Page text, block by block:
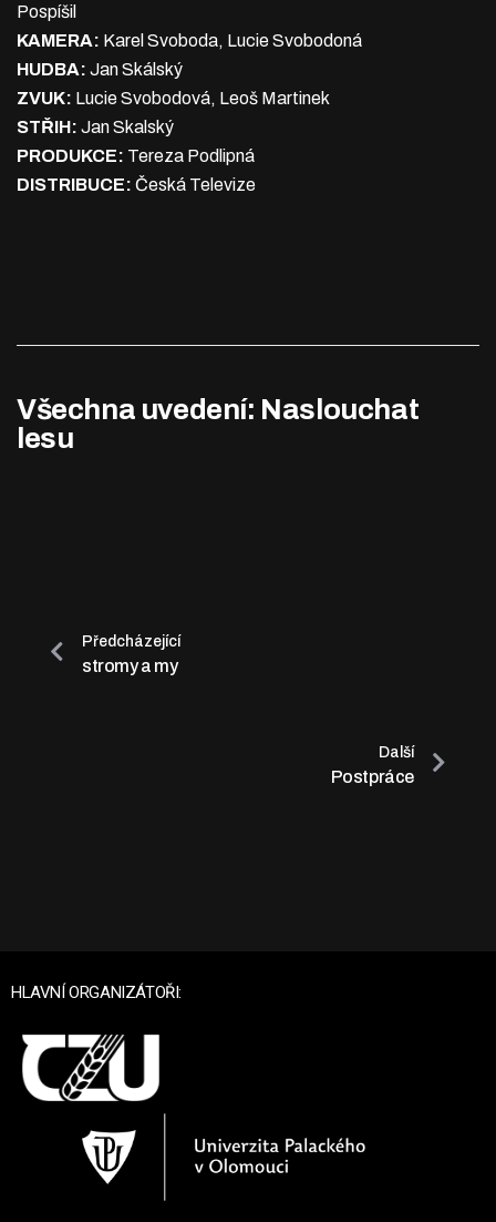
Pospíšil
KAMERA: Karel Svoboda, Lucie Svobodoná
HUDBA: Jan Skálský
ZVUK: Lucie Svobodová, Leoš Martinek
STŘIH: Jan Skalský
PRODUKCE: Tereza Podlipná
DISTRIBUCE: Česká Televize
Všechna uvedení: Naslouchat
lesu
Předcházející
stromy a my
Další
Postpráce
HLAVNÍ ORGANIZÁTOŘI: